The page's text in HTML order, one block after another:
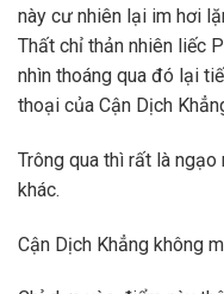
này cư nhiên lại im hơi
Thất chỉ thản nhiên liếc
nhìn thoáng qua đó lại
thoại của Cận Dịch
Trông qua thì rất là
khác.
Cận Dịch Khẳng không